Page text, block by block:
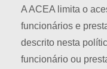
A ACEA limita o
funcionários e
descrito nesta
funcionário ou